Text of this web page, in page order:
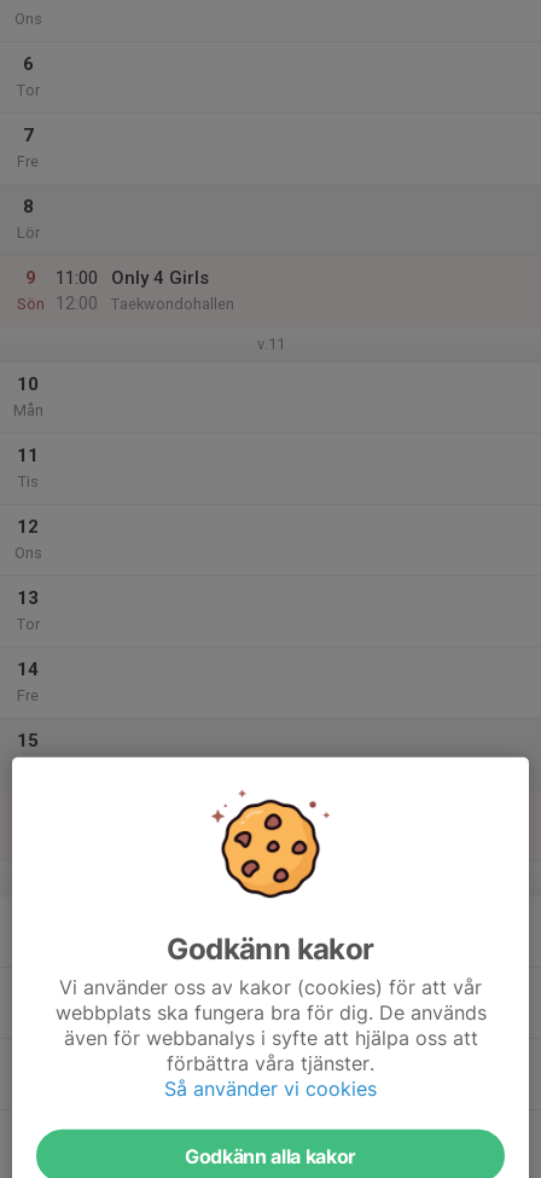
Ons
6
Tor
7
Fre
8
Lör
9
Sön
11:00
12:00
Only 4 Girls
Taekwondohallen
v.11
10
Mån
11
Tis
12
Ons
13
Tor
14
Fre
15
Taekwondohallen
v.12
Tor
Godkänn kakor
Vi använder oss av kakor (cookies) för att vår
webbplats ska fungera bra för dig. De används
även för webbanalys i syfte att hjälpa oss att
förbättra våra tjänster.
Så använder vi cookies
Godkänn alla kakor